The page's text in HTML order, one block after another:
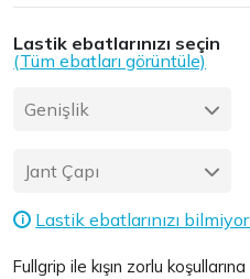
Lastik ebatlarınızı seçin
(Tüm ebatları görüntüle)
Genişlik
Jant Çapı
i Lastik ebatlarınızı
Fullgrip ile kışın zorlu